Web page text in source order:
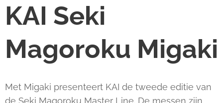
KAI Seki
Magoroku Migaki
Met Migaki presenteert KAI de tweede editie van
de Seki Magoroku Master Line. De messen zijn